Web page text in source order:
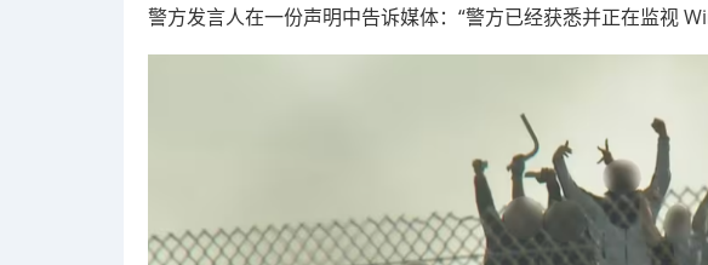
警方发言人在一份声明中告诉媒体：“警方已经获悉并正在监视